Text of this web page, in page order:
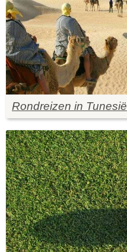
Rondreizen in Tunesië